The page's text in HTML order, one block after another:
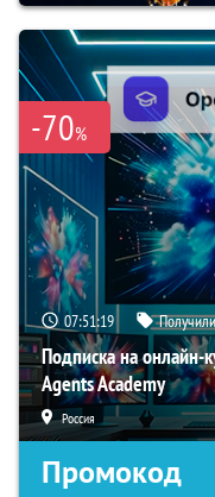
-70%
07:51:18
Подписка на онлайн-
Agents Academy
Россия
Промокод